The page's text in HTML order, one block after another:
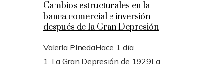
Cambios estructurales en la
banca comercial e inversión
después de la Gran Depresión
Valeria PinedaHace 1 día
1. La Gran Depresión de 1929La